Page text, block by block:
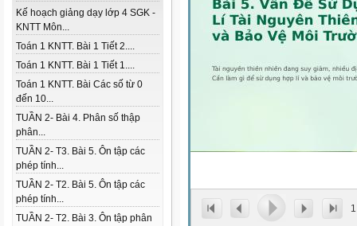
Kế hoạch giảng dạy lớp 4 SGK -
KNTT Môn...
Toán 1 KNTT. Bài 1 Tiết 2....
Toán 1 KNTT. Bài 1 Tiết 1....
Toán 1 KNTT. Bài Các số từ 0
đến 10...
TUẦN 2- Bài 4. Phân số thập
phân...
TUẦN 2- T3. Bài 5. Ôn tập các
phép tính...
TUẦN 2- T2. Bài 5. Ôn tập các
phép tính...
TUẦN 2- T2. Bài 3. Ôn tập phân
1